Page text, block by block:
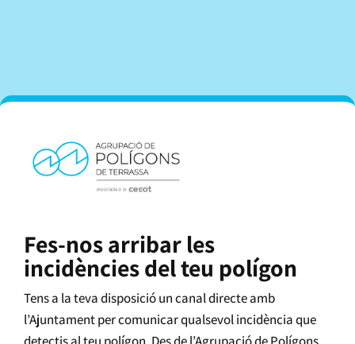
Fes-nos arribar les
incidències del teu polígon
Tens a la teva disposició un canal directe amb
l’Ajuntament per comunicar qualsevol incidència que